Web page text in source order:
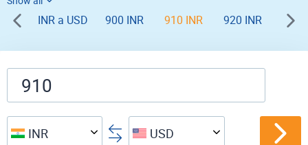
USD INR ».
INR a USD 900 INR 910 INR 920 INR 930
INR USD